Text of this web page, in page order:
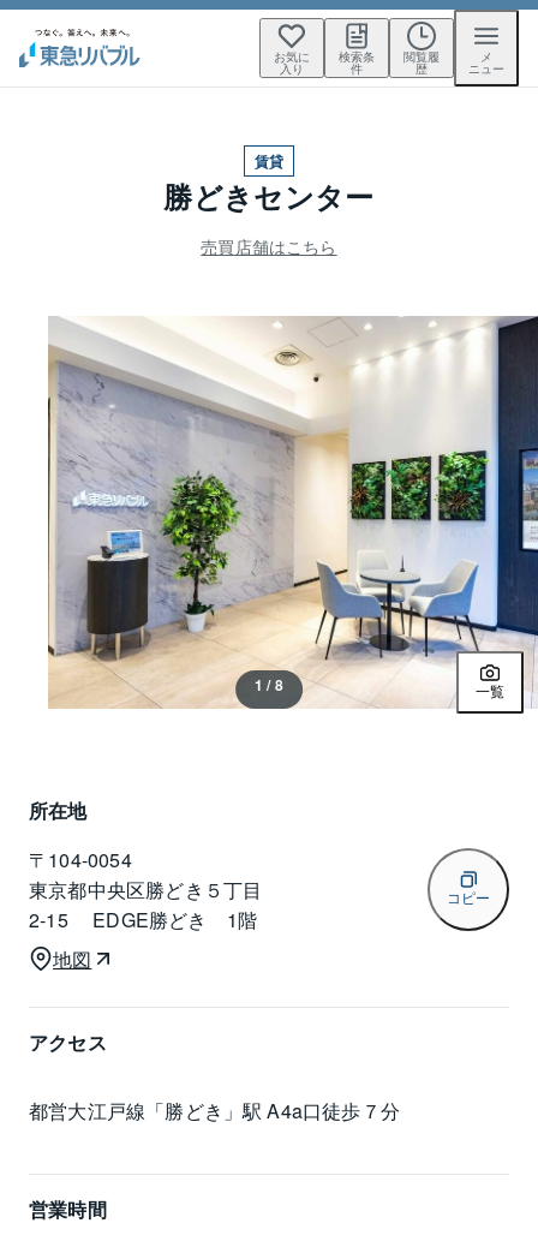
お気に
入り
検索条
件
閲覧履
歴
メ
ニュー
賃貸
勝どきセンター
売買店舗はこちら
1 / 8 一覧
所在地
〒 104-0054
東京都中央区勝どき５丁目
2-15 EDGE勝どき 1階
コピー
地図
アクセス
都営大江戸線「勝どき」駅 A4a口徒歩７分
営業時間